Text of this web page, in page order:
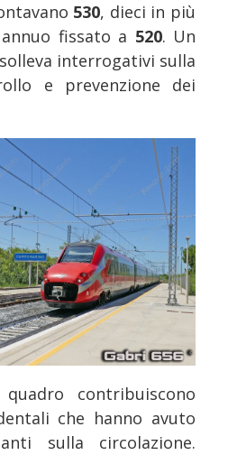
530, dieci in più
fissato a 520. Un
interrogativi sulla
e prevenzione dei
contribuiscono
che hanno avuto
sulla circolazione.